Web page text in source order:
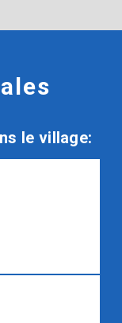
le village: